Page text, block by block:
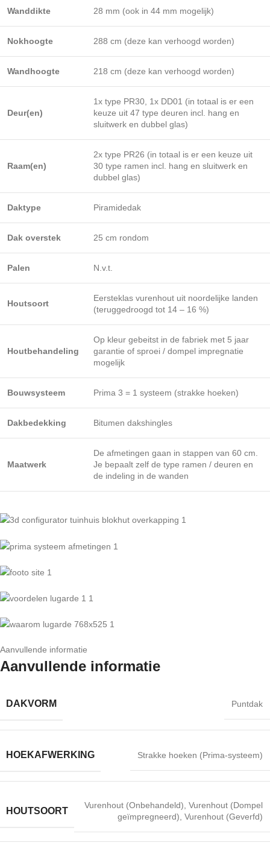
Wanddikte 28 mm (ook in 44 mm mogelijk)
Nokhoogte 288 cm (deze kan verhoogd worden)
Wandhoogte 218 cm (deze kan verhoogd worden)
Deur(en)
1x type PR30, 1x DD01 (in totaal is er een
keuze uit 47 type deuren incl. hang en
sluitwerk en dubbel glas)
Raam(en)
2x type PR26 (in totaal is er een keuze uit
30 type ramen incl. hang en sluitwerk en
dubbel glas)
Daktype Piramidedak
Dak overstek 25 cm rondom
Palen N.v.t.
Houtsoort
Eersteklas vurenhout uit noordelijke landen
(teruggedroogd tot 14 – 16 %)
Houtbehandeling
Op kleur gebeitst in de fabriek met 5 jaar
garantie of sproei / dompel impregnatie
mogelijk
Bouwsysteem Prima 3 = 1 systeem (strakke hoeken)
Dakbedekking Bitumen dakshingles
Maatwerk
De afmetingen gaan in stappen van 60 cm.
Je bepaalt zelf de type ramen / deuren en
de indeling in de wanden
Aanvullende informatie
Aanvullende informatie
DAKVORM Puntdak
HOEKAFWERKING Strakke hoeken (Prima-systeem)
HOUTSOORT
Vurenhout (Onbehandeld), Vurenhout (Dompel
geïmpregneerd), Vurenhout (Geverfd)